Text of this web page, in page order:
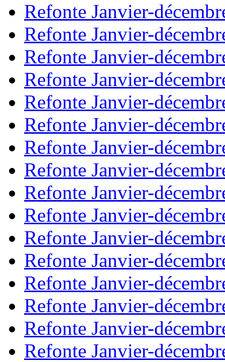
Refonte Janvier-
Refonte Janvier-
Refonte Janvier-
Refonte Janvier-
Refonte Janvier-
Refonte Janvier-
Refonte Janvier-
Refonte Janvier-
Refonte Janvier-
Refonte Janvier-
Refonte Janvier-
Refonte Janvier-
Refonte Janvier-
Refonte Janvier-
Refonte Janvier-
Refonte Janvier-